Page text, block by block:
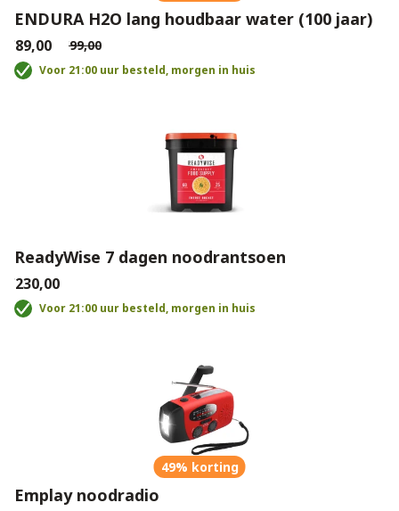
ENDURA H2O lang houdbaar water (100 jaar)
€89,00 €99,00
Voor 21:00 uur besteld, morgen in huis
ReadyWise 7 dagen noodrantsoen
€230,00
Voor 21:00 uur besteld, morgen in huis
49% korting
Emplay noodradio